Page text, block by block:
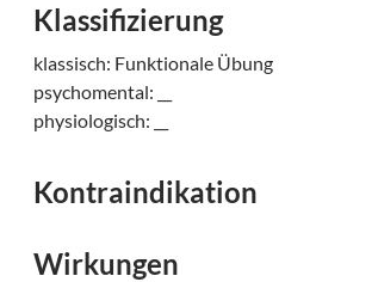
Klassifizierung
klassisch: Funktionale Übung
psychomental: __
physiologisch: __
Kontraindikation
Wirkungen